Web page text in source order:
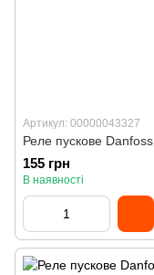
Артикул: 00000043327
Реле пускове
155 грн
В наявності